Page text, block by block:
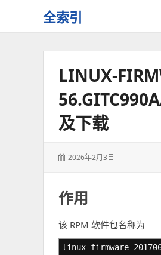
全索引
些
LINUX-
及下载
发
2026年2月3日
作用
该 RPM 软件包名称为
linux-firmware-